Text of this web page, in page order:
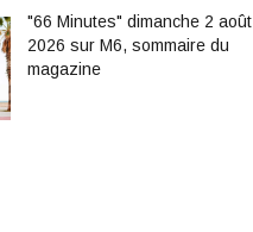
"66 Minutes" dimanche 2 août
2026 sur M6, sommaire du
magazine